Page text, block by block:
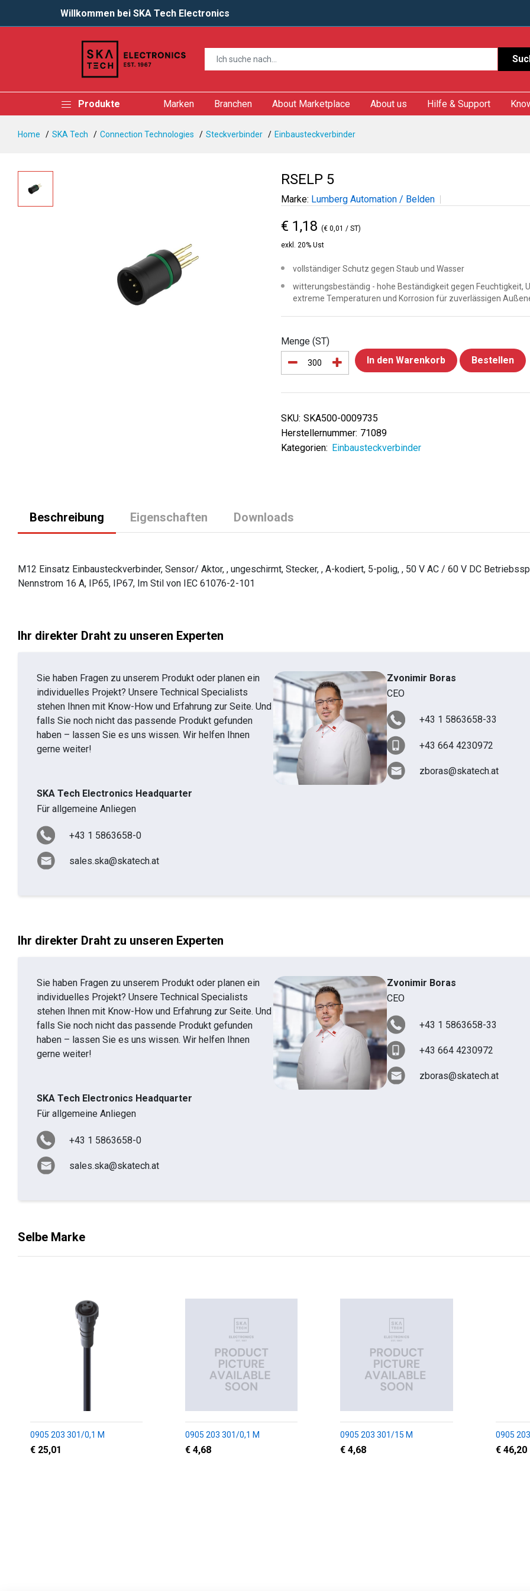
Willkommen bei SKA Tech Electronics
Produkte Marken Branchen About Marketplace About us Hilfe & Support
Home SKA Tech Connection Technologies Steckverbinder Einbausteckverbinder
RSELP 5
Marke: Lumberg Automation / Belden
€ 1,18 (€ 0,01 / ST)
exkl. 20% Ust
vollständiger Schutz gegen Staub und Wasser
witterungsbeständig - hohe Beständigkeit gegen Feuchtigkeit,
extreme Temperaturen und Korrosion für zuverlässigen
Menge (ST)
In den Warenkorb
Bestellen
SKU: SKA500-0009735
Herstellernummer: 71089
Kategorien: Einbausteckverbinder
Beschreibung Eigenschaften Downloads
M12 Einsatz Einbausteckverbinder, Sensor/ Aktor, , ungeschirmt, Stecker, , A-kodiert, 5-polig, , 50 V AC / 60 V DC
Nennstrom 16 A, IP65, IP67, Im Stil von IEC 61076-2-101
Ihr direkter Draht zu unseren Experten
Sie haben Fragen zu unserem Produkt oder planen ein
individuelles Projekt? Unsere Technical Specialists
stehen Ihnen mit Know-How und Erfahrung zur Seite. Und
falls Sie noch nicht das passende Produkt gefunden
haben – lassen Sie es uns wissen. Wir helfen Ihnen
gerne weiter!
Zvonimir Boras
CEO
+43 1 5863658-33
+43 664 4230972
zboras@skatech.at
SKA Tech Electronics Headquarter
Für allgemeine Anliegen
+43 1 5863658-0
sales.ska@skatech.at
Ihr direkter Draht zu unseren Experten
Sie haben Fragen zu unserem Produkt oder planen ein
individuelles Projekt? Unsere Technical Specialists
stehen Ihnen mit Know-How und Erfahrung zur Seite. Und
falls Sie noch nicht das passende Produkt gefunden
haben – lassen Sie es uns wissen. Wir helfen Ihnen
gerne weiter!
Zvonimir Boras
CEO
+43 1 5863658-33
+43 664 4230972
zboras@skatech.at
SKA Tech Electronics Headquarter
Für allgemeine Anliegen
+43 1 5863658-0
sales.ska@skatech.at
Selbe Marke
0905 203 301/0,1 M
€ 25,01
0905 203 301/0,1 M
€ 4,68
0905 203 301/15 M
€ 4,68
0905
€ 46,20